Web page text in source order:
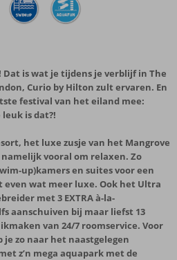
is wat je tijdens je verblijf in The
Curio by Hilton zult ervaren. En
festival van het eiland mee:
leuk is dat?!
het luxe zusje van het Mangrove
vooral om relaxen. Zo
up)kamers en suites voor een
wat meer luxe. Ook het Ultra
met 3 EXTRA à-la-
aanschuiven bij maar liefst 13
van 24/7 roomservice. Voor
zo naar het naastgelegen
z’n mega aquapark met de